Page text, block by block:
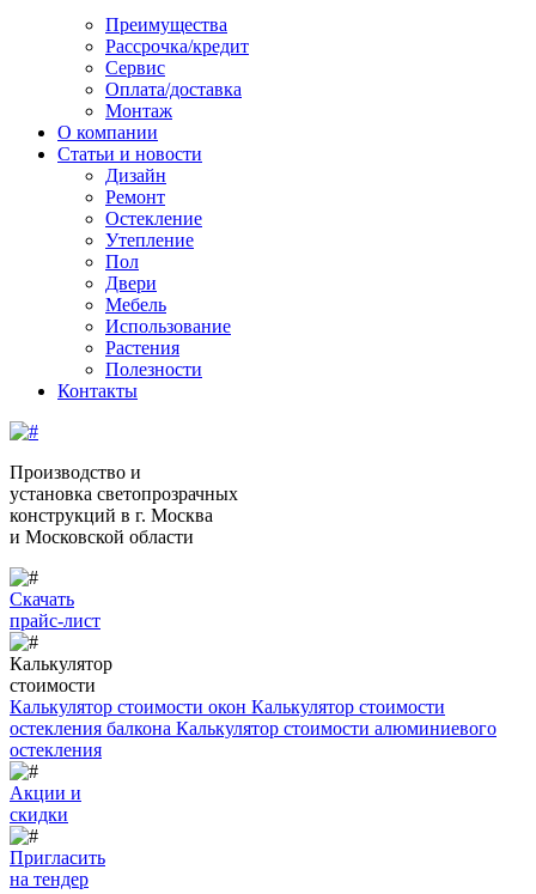
Преимущества
Рассрочка/кредит
Сервис
Оплата/доставка
Монтаж
О компании
Статьи и новости
Дизайн
Ремонт
Остекление
Утепление
Пол
Двери
Мебель
Использование
Растения
Полезности
Контакты
Производство и
установка светопрозрачных
конструкций в г. Москва
и Московской области
Скачать
прайс-лист
Калькулятор
стоимости
Калькулятор стоимости окон Калькулятор стоимости
остекления балкона Калькулятор стоимости алюминиевого
остекления
Акции и
скидки
Пригласить
на тендер